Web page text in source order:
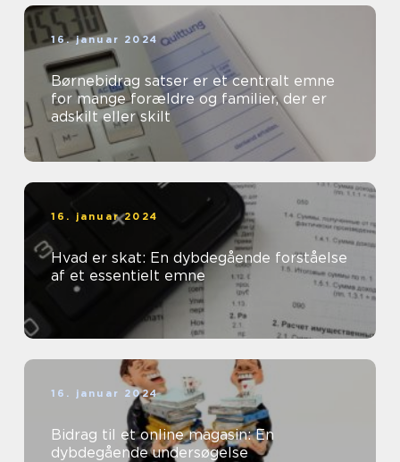
16. januar 2024
Børnebidrag satser er et centralt emne
for mange forældre og familier, der er
adskilt eller skilt
16. januar 2024
Hvad er skat: En dybdegående forståelse
af et essentielt emne
16. januar 2024
Bidrag til et online magasin: En
dybdegående undersøgelse